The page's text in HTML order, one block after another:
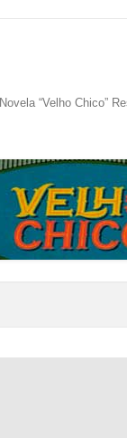
Novela “Velho Chico”